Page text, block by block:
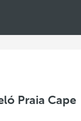
Praia Cape